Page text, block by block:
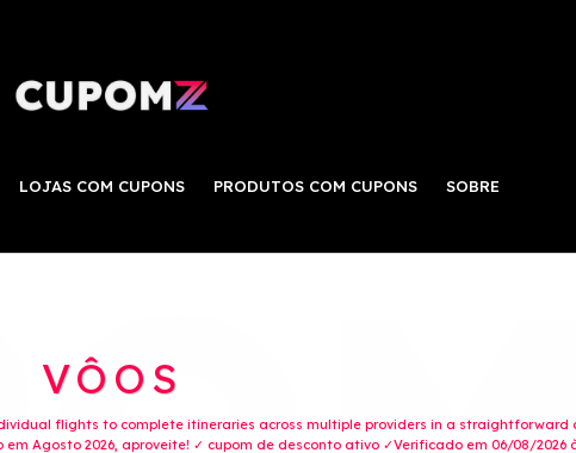
LOJAS COM CUPONS PRODUTOS COM CUPONS SOBRE
VÔOS
flights to complete itineraries across multiple providers in a straightforward
Agosto 2026, aproveite! ✓ cupom de desconto ativo ✓Verificado em 06/08/2026